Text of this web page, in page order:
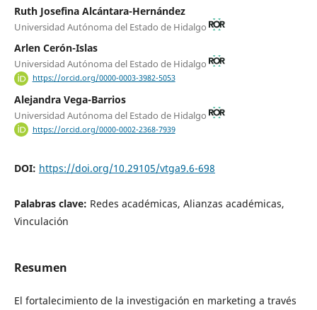
Ruth Josefina Alcántara-Hernández
Universidad Autónoma del Estado de Hidalgo
Arlen Cerón-Islas
Universidad Autónoma del Estado de Hidalgo
https://orcid.org/0000-0003-3982-5053
Alejandra Vega-Barrios
Universidad Autónoma del Estado de Hidalgo
https://orcid.org/0000-0002-2368-7939
DOI: https://doi.org/10.29105/vtga9.6-698
Palabras clave: Redes académicas, Alianzas académicas,
Vinculación
Resumen
El fortalecimiento de la investigación en marketing a través